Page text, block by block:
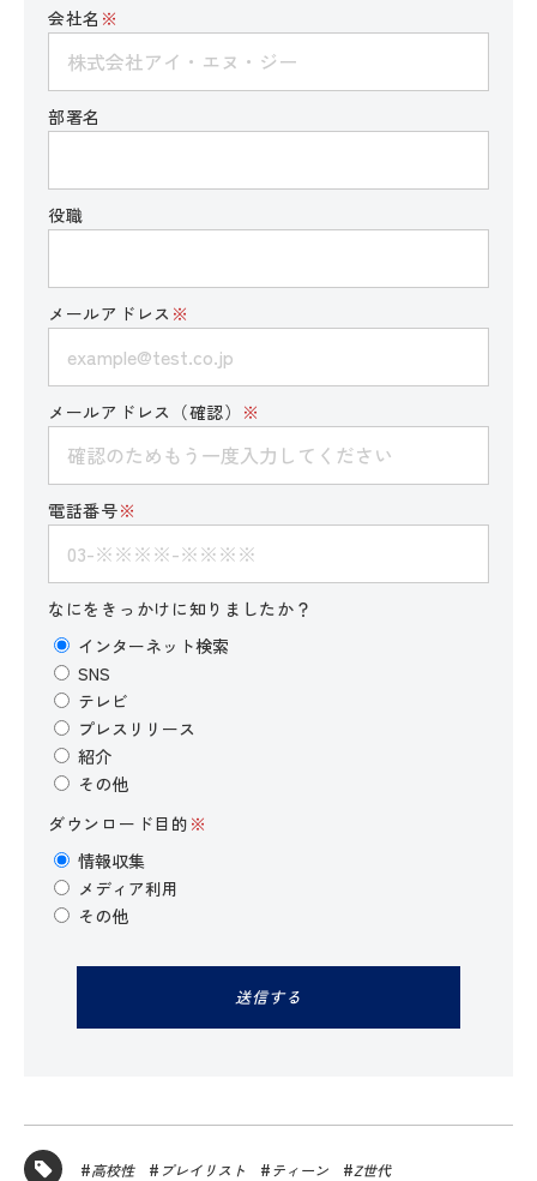
会社名 ※
部署名
役職
メールアドレス ※
メールアドレス（確認） ※
電話番号※
なにをきっかけに知りましたか？
インターネット検索
SNS
テレビ
プレスリリース
紹介
その他
ダウンロード目的 ※
情報収集
メディア利用
その他
高校性 プレイリスト ティーン Z世代